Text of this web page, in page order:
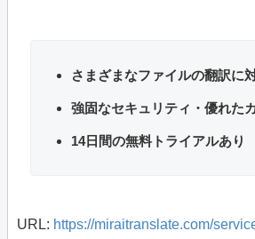
さまざまなファイルの翻訳に
強固なセキュリティ・優れた
14日間の無料トライアルあり
URL: https://miraitranslate.com/